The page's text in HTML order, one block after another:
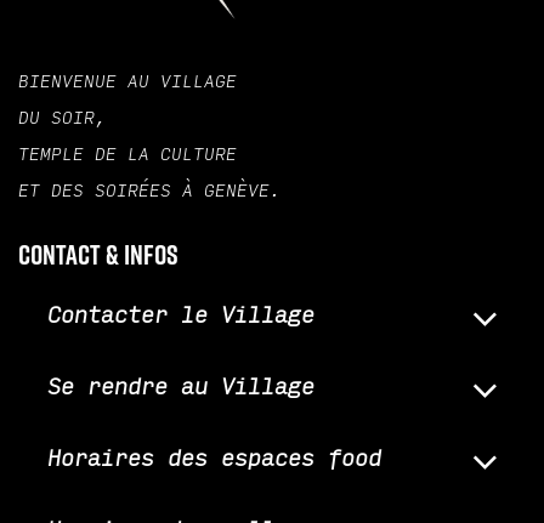
BIENVENUE AU VILLAGE
DU SOIR,
TEMPLE DE LA CULTURE
ET DES SOIRÉES À GENÈVE.
Contact & infos
Contacter le Village
Se rendre au Village
Horaires des espaces food